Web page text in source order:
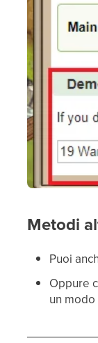
Metodi
Puoi
Oppure
un